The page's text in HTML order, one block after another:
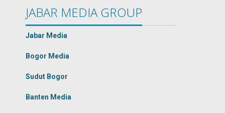
JABAR MEDIA GROUP
Jabar Media
Bogor Media
Sudut Bogor
Banten Media